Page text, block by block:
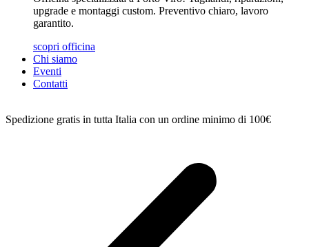
upgrade e montaggi custom. Preventivo chiaro, lavoro
garantito.
scopri officina
Chi siamo
Eventi
Contatti
Spedizione gratis in tutta Italia con un ordine minimo di 100€